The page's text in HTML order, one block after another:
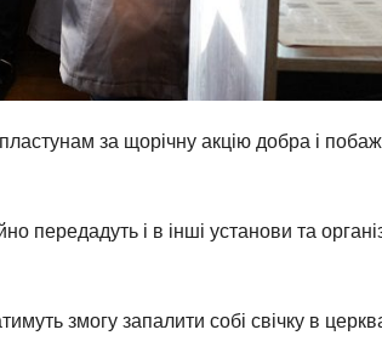
за щорічну акцію добра і
передадуть і в інші установи та
змогу запалити собі свічку в